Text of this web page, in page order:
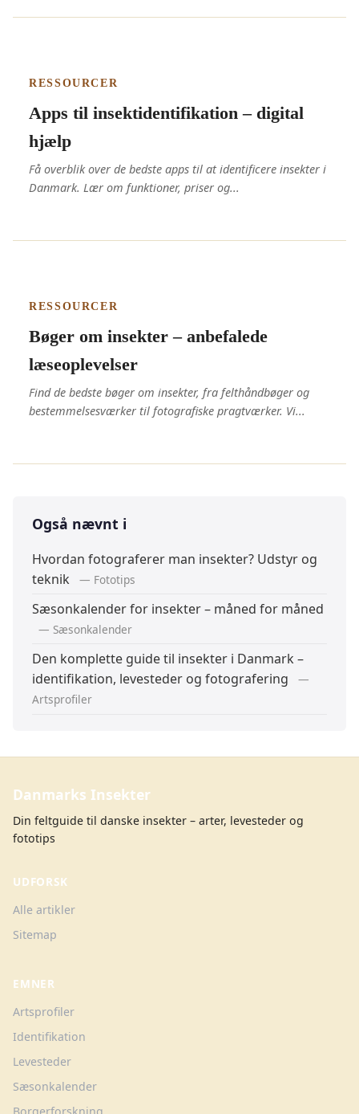
RESSOURCER
Apps til insektidentifikation – digital
hjælp
Få overblik over de bedste apps til at identificere insekter i
Danmark. Lær om funktioner, priser og...
RESSOURCER
Bøger om insekter – anbefalede
læseoplevelser
Find de bedste bøger om insekter, fra felthåndbøger og
bestemmelsesværker til fotografiske pragtværker. Vi...
Også nævnt i
Hvordan fotograferer man insekter? Udstyr og
teknik
— Fototips
Sæsonkalender for insekter – måned for måned
— Sæsonkalender
Den komplette guide til insekter i Danmark –
identifikation, levesteder og fotografering
—
Artsprofiler
Danmarks Insekter
Din feltguide til danske insekter – arter, levesteder og
fototips
UDFORSK
Alle artikler
Sitemap
EMNER
Artsprofiler
Identifikation
Levesteder
Sæsonkalender
Borgerforskning